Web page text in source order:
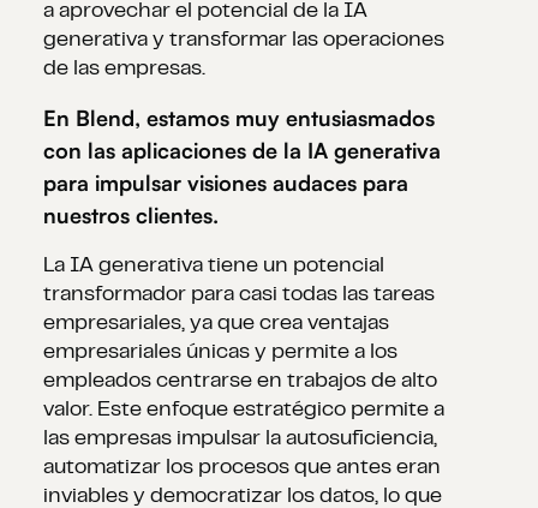
a aprovechar el potencial de la IA
generativa y transformar las operaciones
de las empresas.
En Blend, estamos muy entusiasmados
con las aplicaciones de la IA generativa
para impulsar visiones audaces para
nuestros clientes.
La IA generativa tiene un potencial
transformador para casi todas las tareas
empresariales, ya que crea ventajas
empresariales únicas y permite a los
empleados centrarse en trabajos de alto
valor. Este enfoque estratégico permite a
las empresas impulsar la autosuficiencia,
automatizar los procesos que antes eran
inviables y democratizar los datos, lo que